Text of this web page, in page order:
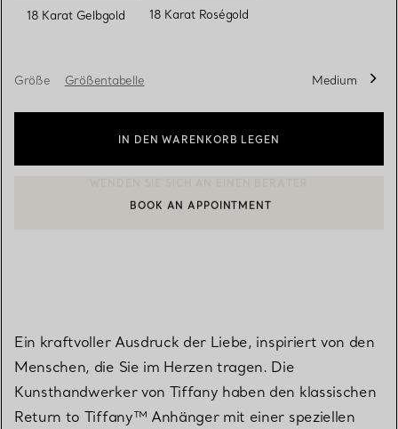
ausgewählt
18 Karat Gelbgold 18 Karat Roségold
Größe Größentabelle Medium
IN DEN WARENKORB LEGEN
EINEN KUNDENBERATER KONTAKTIEREN ODER EINEN
BOOK AN APPOINTMENT
Ein kraftvoller Ausdruck der Liebe, inspiriert von den
Menschen, die Sie im Herzen tragen. Die
Kunsthandwerker von Tiffany haben den klassischen
Return to Tiffany™ Anhänger mit einer speziellen